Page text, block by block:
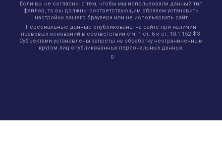
Если вы не согласны с тем, чтобы мы использовали данный тип
файлов, то вы должны соответствующим образом установить
настройки вашего браузера или не использовать сайт
Персональные данные опубликованы на сайте при наличии
правовых оснований в соответствии с ч. 1 ст. 6 и ст. 10.1 152-ФЗ.
Субъектами установлены запреты на обработку неограниченным
кругом лиц опубликованных персональных данных.
0